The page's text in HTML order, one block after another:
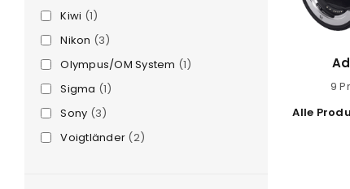
Kiwi (1)
Nikon (3)
Olympus/OM System (1)
Sigma (1)
Sony (3)
Voigtländer (2)
9
Alle